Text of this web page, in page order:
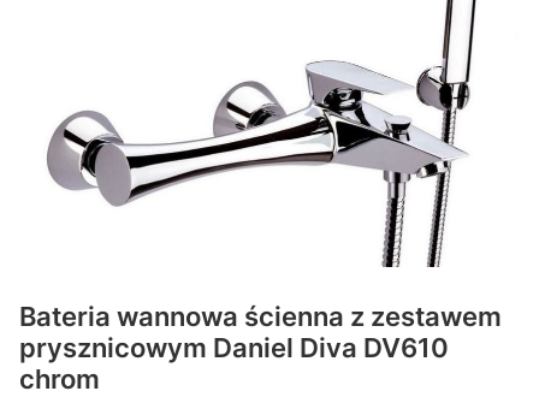
Bateria wannowa ścienna z zestawem
prysznicowym Daniel Diva DV610
chrom